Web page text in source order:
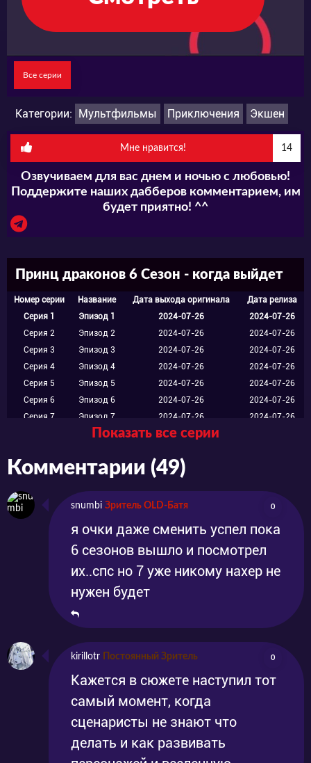
Все серии
Категории: Мультфильмы Приключения Экшен
Мне нравится! 14
Озвучиваем для вас днем и ночью с любовью!
Поддержите наших дабберов комментарием, им
будет приятно! ^^
Принц драконов 6 Сезон - когда выйдет
Номер серии Название Дата выхода оригинала
Дата релиза
Серия 1
Эпизод 1 2024-07-26
2024-07-26
Серия 2
Эпизод 2 2024-07-26
2024-07-26
Серия 3
Эпизод 3 2024-07-26
2024-07-26
Серия 4
Эпизод 4 2024-07-26
2024-07-26
Серия 5
Эпизод 5 2024-07-26
2024-07-26
Серия 6
Эпизод 6 2024-07-26
2024-07-26
Серия 7
Эпизод 7 2024-07-26
2024-07-26
Эпизод 8 2024-07-26
Показать все серии
Комментарии (49)
snumbi Зритель OLD-Батя 0
я очки даже сменить успел пока
6 сезонов вышло и посмотрел
их..спс но 7 уже никому нахер не
нужен будет
kirillotr Постоянный Зритель 0
Кажется в сюжете наступил тот
самый момент, когда
сценаристы не знают что
делать и как развивать